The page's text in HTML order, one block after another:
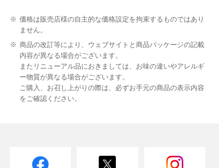
※ 価格は販売店様の自主的な価格設定を拘束するものではあり
ません。
※ 商品の改訂等により、ウェブサイトと商品パッケージの記載
内容が異なる場合がございます。
またリニューアル品におきましては、お味の違いやアレルギ
ー物質が異なる場合がございます。
ご購入、お召し上がりの際は、必ずお手元の商品の表示内容
をご確認ください。